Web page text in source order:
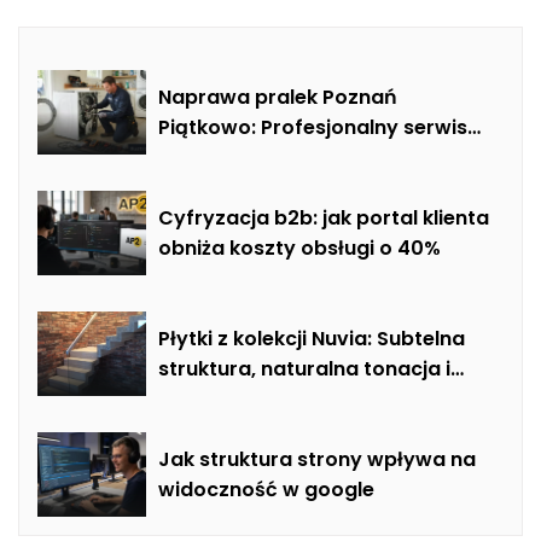
Naprawa pralek Poznań
Piątkowo: Profesjonalny serwis
Cyfryzacja b2b: jak portal klienta
obniża koszty obsługi o 40%
Płytki z kolekcji Nuvia: Subtelna
struktura, naturalna tonacja i
Jak struktura strony wpływa na
widoczność w google